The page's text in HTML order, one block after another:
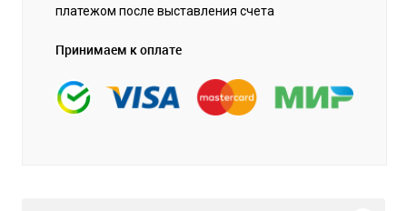
платежом после выставления счета
Принимаем к оплате